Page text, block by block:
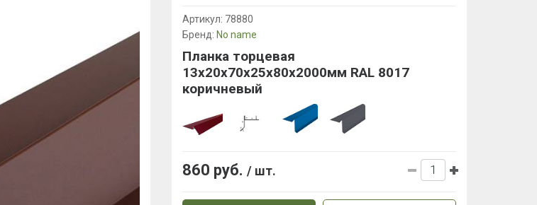
Артикул: 78880
Бренд: No name
Планка торцевая
13x20x70x25x80х2000мм RAL 8017
коричневый
860 руб. / шт.